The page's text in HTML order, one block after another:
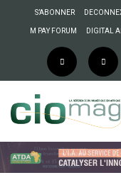
S’ABONNER
M PAY FORUM DIGITAL